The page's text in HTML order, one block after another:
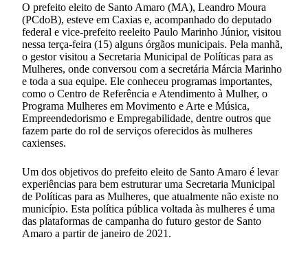
O prefeito eleito de Santo Amaro (MA), Leandro Moura
(PCdoB), esteve em Caxias e, acompanhado do deputado
federal e vice-prefeito reeleito Paulo Marinho Júnior, visitou
nessa terça-feira (15) alguns órgãos municipais. Pela manhã,
o gestor visitou a Secretaria Municipal de Políticas para as
Mulheres, onde conversou com a secretária Márcia Marinho
e toda a sua equipe. Ele conheceu programas importantes,
como o Centro de Referência e Atendimento à Mulher, o
Programa Mulheres em Movimento e Arte e Música,
Empreendedorismo e Empregabilidade, dentre outros que
fazem parte do rol de serviços oferecidos às mulheres
caxienses.
Um dos objetivos do prefeito eleito de Santo Amaro é levar
experiências para bem estruturar uma Secretaria Municipal
de Políticas para as Mulheres, que atualmente não existe no
município. Esta política pública voltada às mulheres é uma
das plataformas de campanha do futuro gestor de Santo
Amaro a partir de janeiro de 2021.